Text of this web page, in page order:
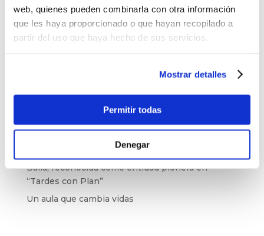
web, quienes pueden combinarla con otra información
que les haya proporcionado o que hayan recopilado a
partir del uso que haya hecho de sus servicios.
Mostrar detalles
Permitir todas
Denegar
Buscar
Balia refuerza su labor educativa en Tetuán.
La pobreza infantil no se va de vacaciones
Balia, reconocida como entidad pionera en
“Tardes con Plan”
Un aula que cambia vidas